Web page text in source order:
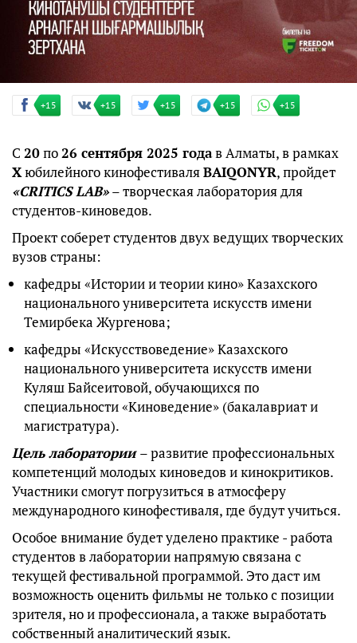
+15 +15 +15 +15 +15
С 20по 26 сентября 2025 годав Алматы, в рамках
Xюбилейного кинофестиваляBAIQONYR, пройдет
«CRITICS LAB»– творческая лаборатория для
студентов-киноведов.
Проект соберет студентов двух ведущих творческих
вузов страны:
кафедры «Истории и теории кино» Казахского
национального университета искусств имени
Темирбека Жургенова;
кафедры «Искусствоведение» Казахского
национального университета искусств имени
Куляш Байсеитовой, обучающихся по
специальности «Киноведение» (бакалавриат и
магистратура).
Цель лаборатории– развитие профессиональных
компетенций молодых киноведов и кинокритиков.
Участники смогут погрузиться в атмосферу
международного кинофестиваля, где будут учиться.
Особое внимание будет уделено практике - работа
студентов в лаборатории напрямую связана с
текущей фестивальной программой. Это даст им
возможность оценить фильмы не только с позиции
зрителя, но и профессионала, а также выработать
собственный аналитический язык.